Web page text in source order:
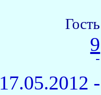
Гость
9
-
17.05.2012 -